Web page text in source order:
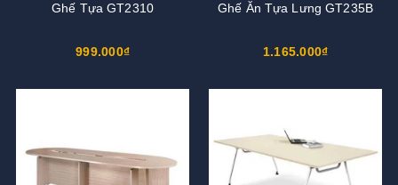
Ghế Tựa GT2310
999.000₫
Ghế Ăn Tựa Lưng GT235B
1.165.000₫